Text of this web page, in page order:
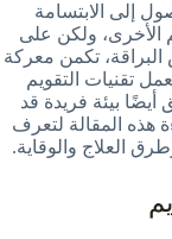
إلى الابتسامة
الأخرى، ولكن على
تكمن معركة
تقنيات التقويم
أيضًا بيئة فريدة قد
هذه المقالة لتعرف
العلاج والوقاية.